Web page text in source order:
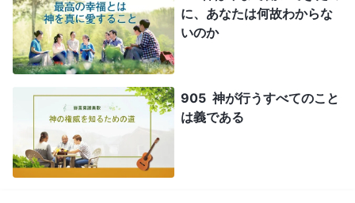
に、あなたは何故わからな
いのか
905 神が行うすべてのこと
は義である